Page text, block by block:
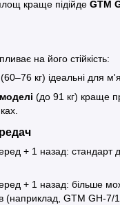
краще підійде GTM
на його стійкість:
(60–76 кг) ідеальні для
(до 91 кг) краще
+ 1 назад: стандарт
+ 1 назад: більше
(наприклад, GTM GH-7/